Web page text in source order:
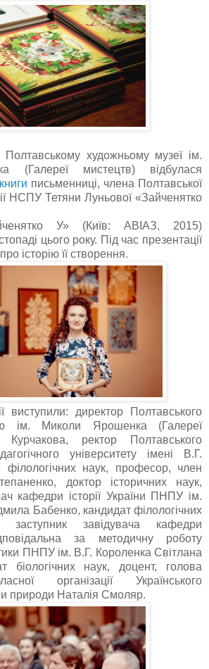
художньому музеї ім.
(Галереї мистецтв) відбулася
письменниці, члена Полтавської
НСПУ Тетяни Луньової «Зайченятко
У» (Київ: АВІАЗ, 2015)
цього року. Під час презентації
історію її створення.
директор Полтавського
ім. Миколи Ярошенка (Галереї
ректор Полтавського
університету імені В.Г.
філологічних наук, професор, член
доктор історичних наук,
кафедри історії України ПНПУ ім.
Бабенко, кандидат філологічних
завідувача кафедри
за методичну роботу
ПНПУ ім. В.Г. Короленка Світлана
біологічних наук, доцент, голова
організації Українського
природи Наталія Смоляр.